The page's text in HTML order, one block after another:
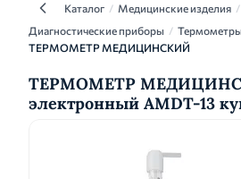
КаталогКаталог / Медицинские изделия /
Диагностические приборы / Термометры
ТЕРМОМЕТР МЕДИЦИНСКИЙ
ТЕРМОМЕТР
электронный AMDT-13